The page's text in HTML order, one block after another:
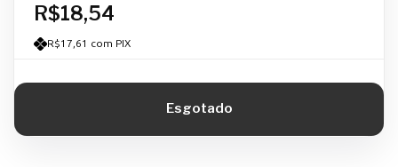
R$18,54
R$17,61 com PIX